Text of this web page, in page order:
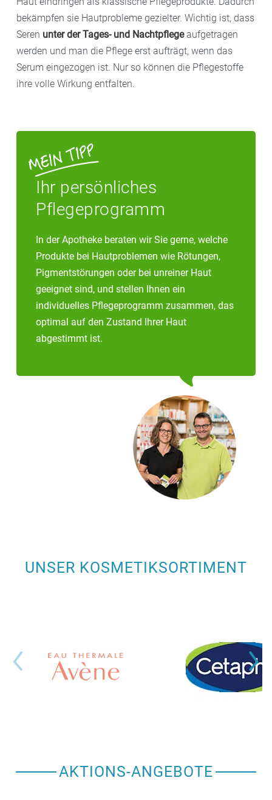
stabilisierenden Elasten- und Kollagenfasern.
Hyaluronsäure
polstert Fältchen von innen auf,
sodass die Haut wieder straffer wird.
bekämpfen sie Hautprobleme gezielter. Wichtig ist, dass
Seren unter der Tages- und Nachtpflegeaufgetragen
werden und man die Pflege erst aufträgt, wenn das
Serum eingezogen ist. Nur so können die Pflegestoffe
ihre volle Wirkung entfalten.
Ihr persönliches
Pflegeprogramm
In der Apotheke beraten wir Sie gerne, welche
Produkte bei Hautproblemen wie Rötungen,
Pigmentstörungen oder bei unreiner Haut
geeignet sind, und stellen Ihnen ein
individuelles Pflegeprogramm zusammen, das
optimal auf den Zustand Ihrer Haut
abgestimmt ist.
UNSER KOSMETIKSORTIMENT
AKTIONS-ANGEBOTE